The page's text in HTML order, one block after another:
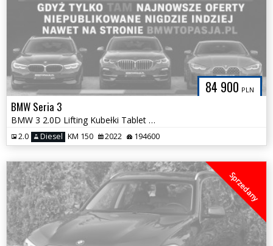
84 900 PLN
BMW Seria 3
BMW 3 2.0D Lifting Kubełki Tablet Asystent Jazdy 100% Bezwypadkowa
2.0 Diesel KM 150 2022 194600
Sprzedany